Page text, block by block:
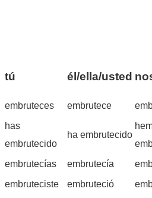
tú él/ella/usted
embruteces embrutece
has
embrutecido
ha embrutecido
embrutecías embrutecía
embruteciste embruteció